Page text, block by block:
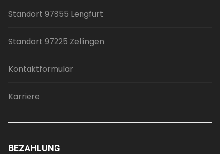
Standort 97855 Lengfurt
Standort 97225 Zellingen
Kontaktformular
Karriere
BEZAHLUNG